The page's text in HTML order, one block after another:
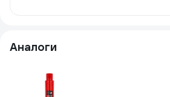
Аналоги